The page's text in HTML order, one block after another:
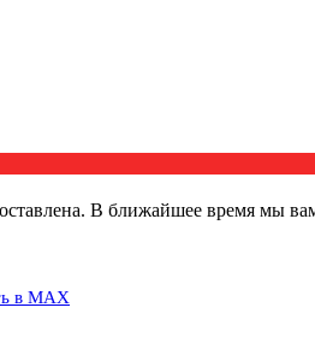
В ближайшее время мы
в МАХ